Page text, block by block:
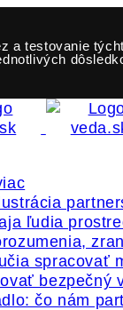
a testovanie
čo nám